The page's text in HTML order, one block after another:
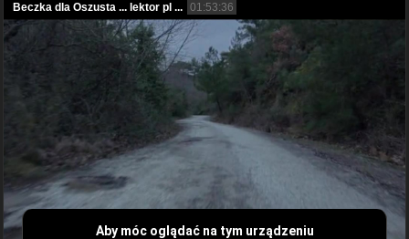
Beczka dla Oszusta ... lektor pl ... 01:53:36
Aby móc oglądać na tym urządzeniu